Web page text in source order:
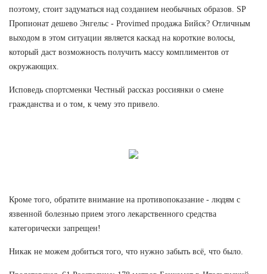
поэтому, стоит задуматься над созданием необычных образов. SP
Пропионат дешево Энгельс - Provimed продажа Бийск? Отличным
выходом в этом ситуации является каскад на короткие волосы,
который даст возможность получить массу комплиментов от
окружающих.
Исповедь спортсменки Честный рассказ россиянки о смене
гражданства и о том, к чему это привело.
Кроме того, обратите внимание на противопоказание - людям с
язвенной болезнью прием этого лекарственного средства
категорически запрещен!
Никак не можем добиться того, что нужно забыть всё, что было.